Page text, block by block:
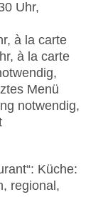
Uhr,
à la carte
à la carte
Menü
notwendig,
Küche:
regional,